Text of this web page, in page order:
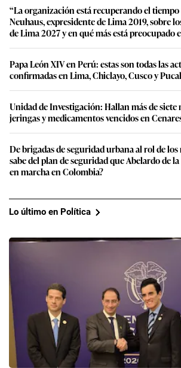
“La organización está recuperando el
Neuhaus, expresidente de Lima 2019, sobre
de Lima 2027 y en qué más está preocupado
Papa León XIV en Perú: estas son todas las
confirmadas en Lima, Chiclayo, Cusco y
Unidad de Investigación: Hallan más de siete
jeringas y medicamentos vencidos en
De brigadas de seguridad urbana al rol de
sabe del plan de seguridad que Abelardo de
en marcha en Colombia?
Lo último en Política